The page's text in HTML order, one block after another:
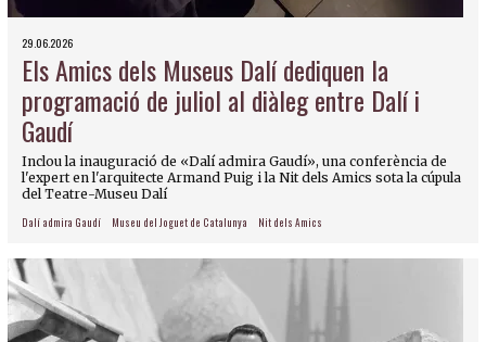
29.06.2026
Els Amics dels Museus Dalí dediquen la
programació de juliol al diàleg entre Dalí i
Gaudí
Inclou la inauguració de «Dalí admira Gaudí», una conferència de
l'expert en l'arquitecte Armand Puig i la Nit dels Amics sota la cúpula
del Teatre-Museu Dalí
Dalí admira Gaudí Museu del Joguet de Catalunya Nit dels Amics